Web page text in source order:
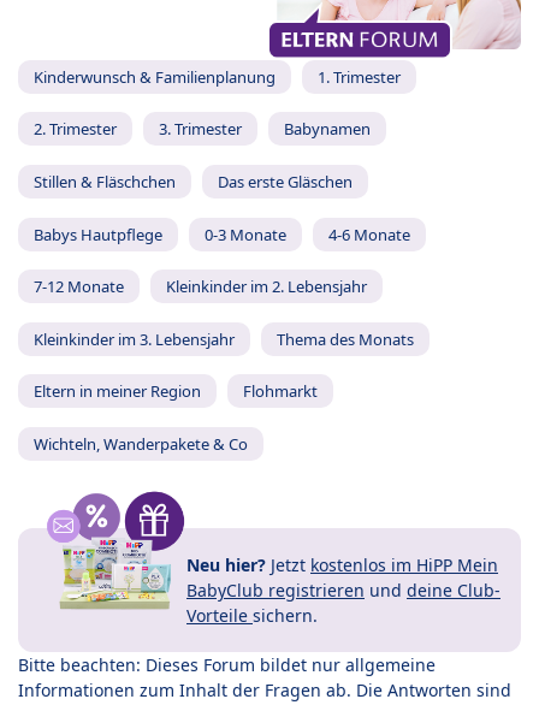
Kinderwunsch & Familienplanung 1. Trimester
2. Trimester 3. Trimester Babynamen
Stillen & Fläschchen Das erste Gläschen
Babys Hautpflege 0-3 Monate 4-6 Monate
7-12 Monate Kleinkinder im 2. Lebensjahr
Kleinkinder im 3. Lebensjahr Thema des Monats
Eltern in meiner Region Flohmarkt
Wichteln, Wanderpakete & Co
Neu hier? Jetzt kostenlos im HiPP Mein
BabyClub registrieren und deine Club-
Vorteile sichern.
Bitte beachten: Dieses Forum bildet nur allgemeine
Informationen zum Inhalt der Fragen ab. Die Antworten sind